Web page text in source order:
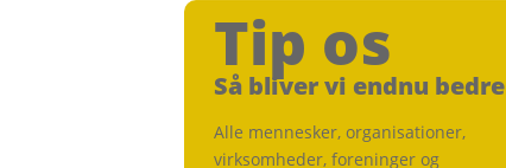
Tip os
Så bliver vi endnu bedre
Alle mennesker, organisationer,
virksomheder, foreninger og